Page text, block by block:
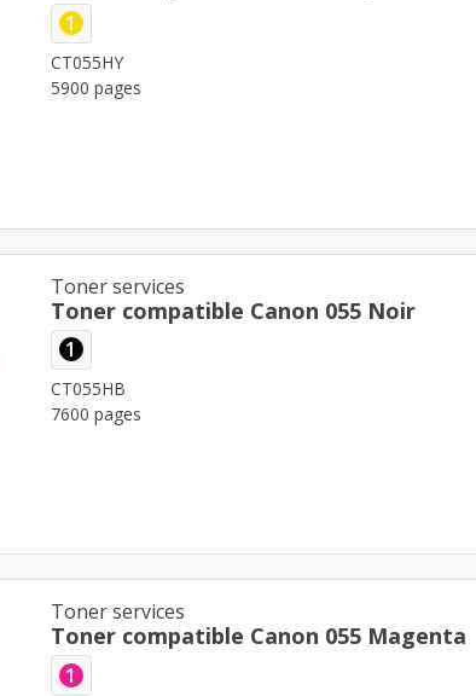
1
CT055HY
5900 pages
Toner services
Toner compatible Canon 055 Noir
1
CT055HB
7600 pages
Toner services
Toner compatible Canon 055 Magenta
1